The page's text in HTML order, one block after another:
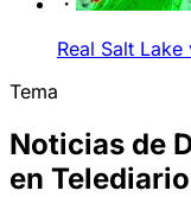
Real Salt
Tema
Noticias de
en Telediario